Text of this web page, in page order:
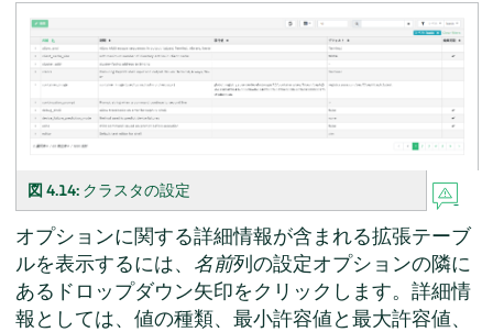
図 4.14: クラスタの設定
オプションに関する詳細情報が含まれる拡張テーブ
ルを表示するには、 名前列の設定オプションの隣に
あるドロップダウン矢印をクリックします。詳細情
報としては、値の種類、最小許容値と最大許容値、